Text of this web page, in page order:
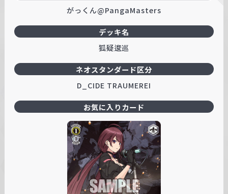
がっくん@PangaMasters
デッキ名
狐疑逡巡
ネオスタンダード区分
D_CIDE TRAUMEREI
お気に入りカード